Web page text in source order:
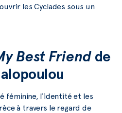
les Cyclades sous un
Best Friendde
féminine, l’identité et les
à travers le regard de